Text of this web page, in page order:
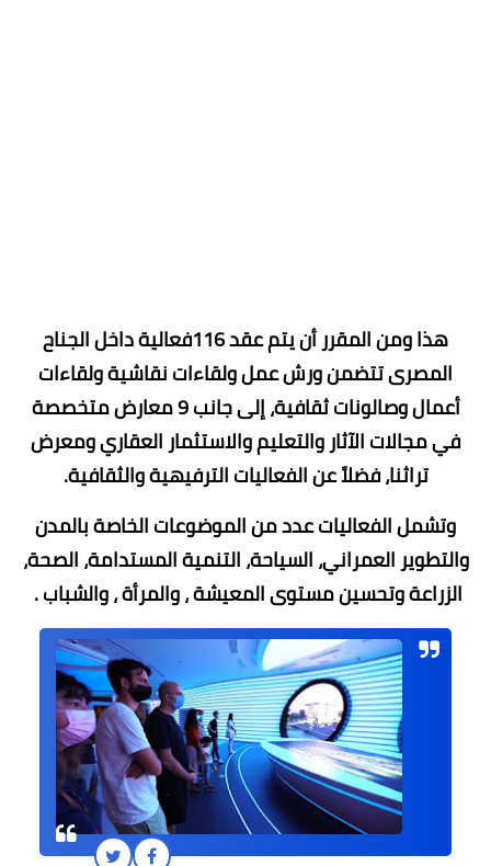
هذا ومن المقرر أن يتم عقد 116فعالية داخل الجناح
المصرى تتضمن ورش عمل ولقاءات نقاشية ولقاءات
أعمال وصالونات ثقافية، إلى جانب 9 معارض متخصصة
في مجالات الآثار والتعليم والاستثمار العقاري ومعرض
تراثنا، فضلاً عن الفعاليات الترفيهية والثقافية.
وتشمل الفعاليات عدد من الموضوعات الخاصة بالمدن
والتطوير العمراني، السياحة، التنمية المستدامة، الصحة،
الزراعة وتحسين مستوى المعيشة ، والمرأة ، والشباب .